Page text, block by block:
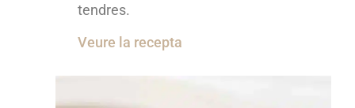
tendres.
Veure la recepta